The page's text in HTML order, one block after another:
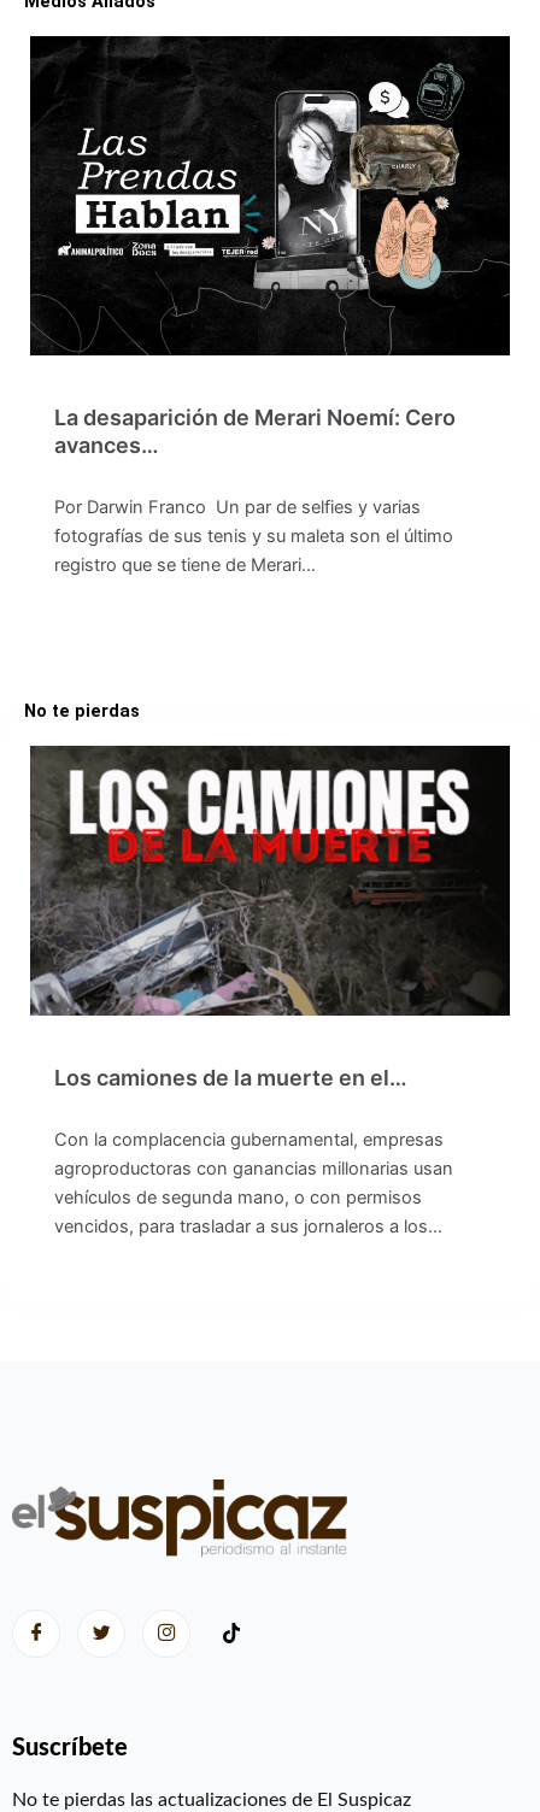
La desaparición de Merari Noemí: Cero
avances…
Por Darwin Franco Un par de selfies y varias
fotografías de sus tenis y su maleta son el último
registro que se tiene de Merari…
No te pierdas
Los camiones de la muerte en el…
Con la complacencia gubernamental, empresas
agroproductoras con ganancias millonarias usan
vehículos de segunda mano, o con permisos
vencidos, para trasladar a sus jornaleros a los…
Suscríbete
No te pierdas las actualizaciones de El Suspicaz